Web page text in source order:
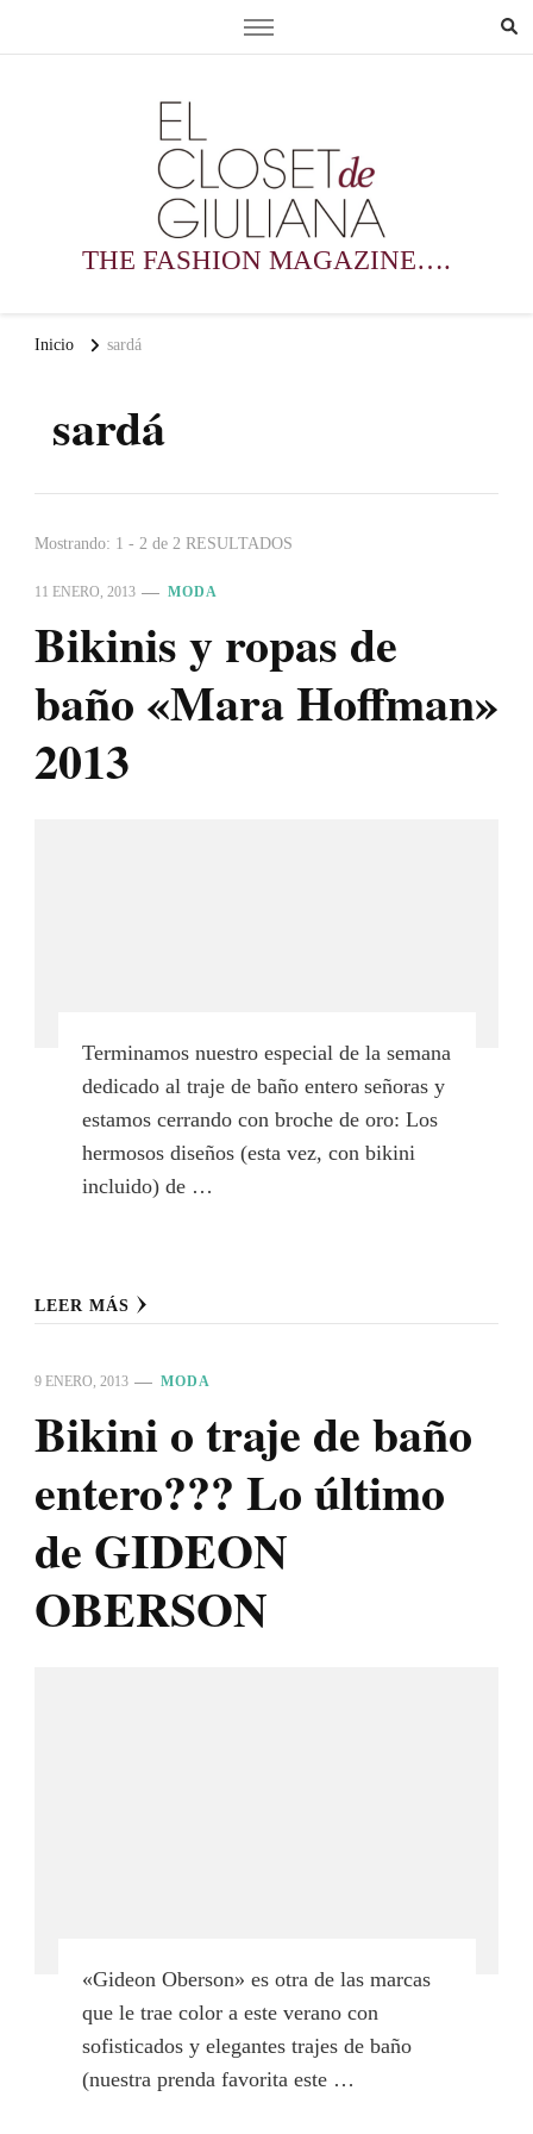
THE FASHION MAGAZINE….
Inicio sardá
sardá
Mostrando: 1 - 2 de 2 RESULTADOS
11 ENERO, 2013 MODA
Bikinis y ropas de
baño «Mara Hoffman»
2013
Terminamos nuestro especial de la semana
dedicado al traje de baño entero señoras y
estamos cerrando con broche de oro: Los
hermosos diseños (esta vez, con bikini
incluido) de …
LEER MÁS
9 ENERO, 2013 MODA
Bikini o traje de baño
entero??? Lo último
de GIDEON
OBERSON
«Gideon Oberson» es otra de las marcas
que le trae color a este verano con
sofisticados y elegantes trajes de baño
(nuestra prenda favorita este …